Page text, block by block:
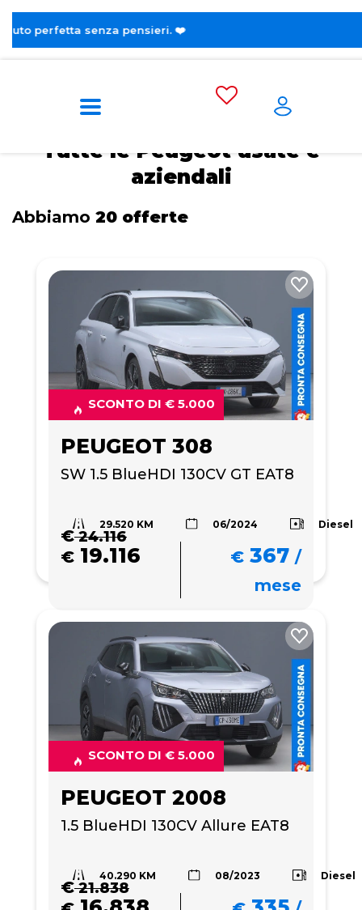
❤️
Home Peugeot
Tutte le Peugeot usate e
aziendali
Abbiamo 20 offerte
SCONTO DI € 5.000
PEUGEOT 308
SW 1.5 BlueHDI 130CV GT EAT8
29.520 KM 06/2024 Diesel
€24.116
€ 19.116 € 367 /
mese
SCONTO DI € 5.000
PEUGEOT 2008
1.5 BlueHDI 130CV Allure EAT8
40.290 KM 08/2023 Diesel
€21.838